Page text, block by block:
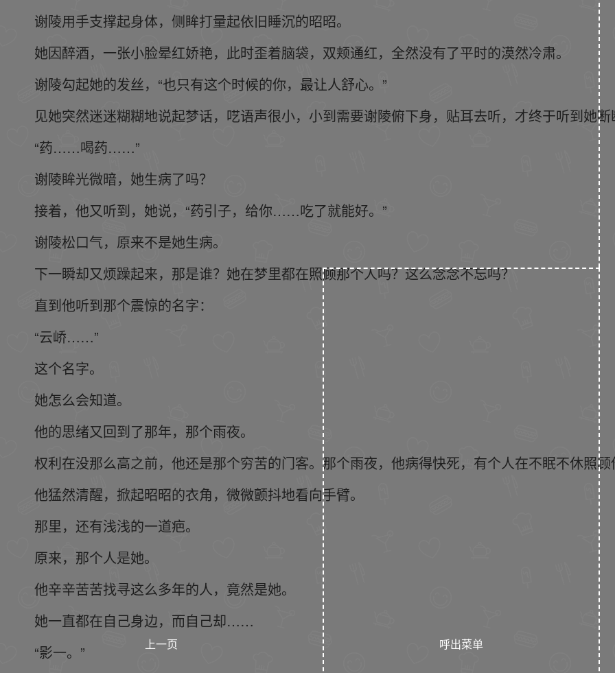
谢陵用手支撑起身体，侧眸打量起依旧睡沉的昭昭。
她因醉酒，一张小脸晕红娇艳，此时歪着脑袋，双颊通红，全然没有了平时的漠然冷肃。
谢陵勾起她的发丝，“也只有这个时候的你，最让人舒心。”
见她突然迷迷糊糊地说起梦话，呓语声很小，小到需要谢陵俯下身，贴耳去听，才终于听到她
“药……喝药……”
谢陵眸光微暗，她生病了吗？
接着，他又听到，她说，“药引子，给你……吃了就能好。”
谢陵松口气，原来不是她生病。
下一瞬却又烦躁起来，那是谁？她在梦里都在照顾那个人吗？这么念念不忘吗？
直到他听到那个震惊的名字：
“云峤……”
这个名字。
她怎么会知道。
他的思绪又回到了那年，那个雨夜。
权利在没那么高之前，他还是那个穷苦的门客。那个雨夜，他病得快死，有个人在不眠不休照
他猛然清醒，掀起昭昭的衣角，微微颤抖地看向手臂。
那里，还有浅浅的一道疤。
原来，那个人是她。
他辛辛苦苦找寻这么多年的人，竟然是她。
她一直都在自己身边，而自己却……
“影一。”
上一页 呼出菜单